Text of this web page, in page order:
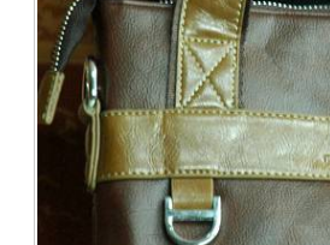
Túi đựng iPad